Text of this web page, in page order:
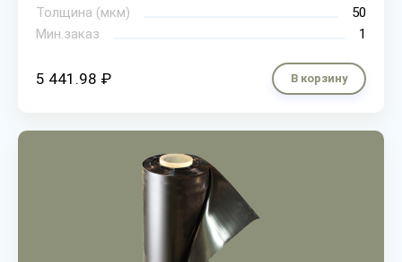
Толщина (мкм)
50
Мин.заказ
1
5 441.98 ₽ В корзину